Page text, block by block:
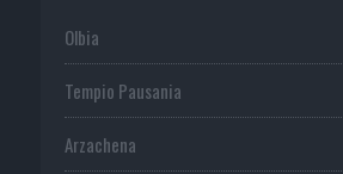
Olbia
Tempio Pausania
Arzachena